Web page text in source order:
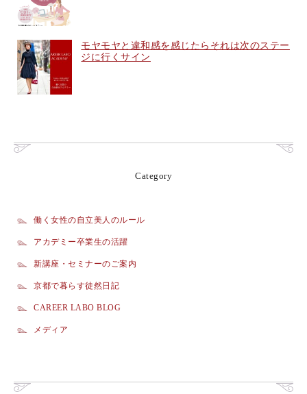
モヤモヤと違和感を感じたらそれは次のステー
ジに行くサイン
Category
働く女性の自立美人のルール
アカデミー卒業生の活躍
新講座・セミナーのご案内
京都で暮らす徒然日記
CAREER LABO BLOG
メディア